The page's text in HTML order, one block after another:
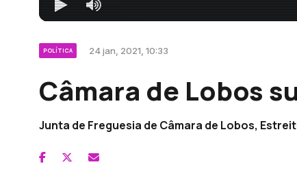
POLÍTICA 24 jan, 2021, 10:33
Câmara de Lobos
Junta de Freguesia de Câmara de Lobos,